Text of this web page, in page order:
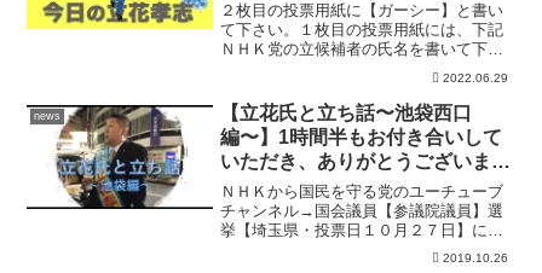
２枚目の投票用紙に【ガーシー】と書い
て下さい。１枚目の投票用紙には、下記
ＮＨＫ党の立候補者の氏名を書いて下さ
い。あなたのお住まいの都道府県のＮＨ
Ｋ党公認候補者は下記のとおりです。岡
山県 山本たかひら愛知県 末永ゆかり愛
媛県 吉原ひろのり茨城...
2022.06.29
news
【立花氏と立ち話〜池袋西口
編〜】1時間半もお付き合いして
いただき、ありがとうございまし
た。
ＮＨＫから国民を守る党のユーチューブ
チャンネル→国会議員【参議院議員】選
挙【埼玉県・投票日１０月２７日】に立
候補中の政治家YouTuberなまえ 立花孝
志おとし 【５２才】血液型 えーー
2019.10.26